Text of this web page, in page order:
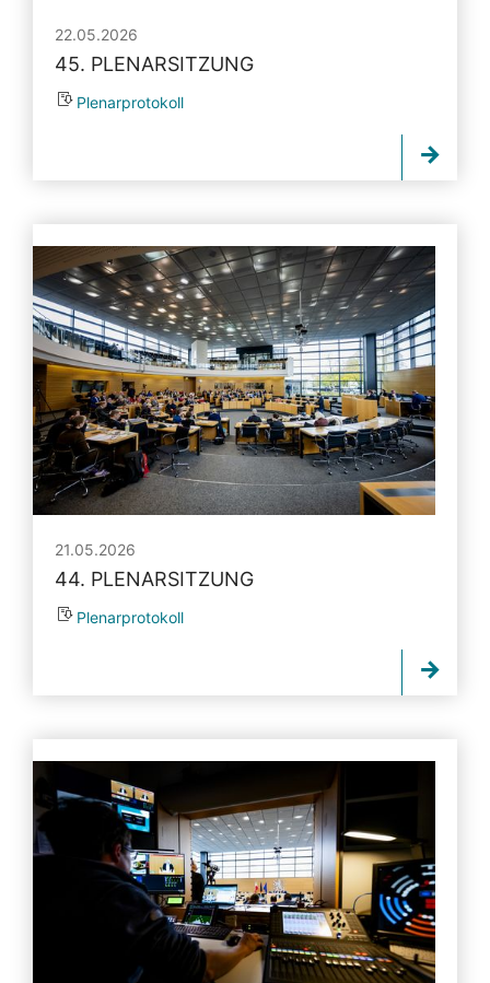
22.05.2026
45. PLENARSITZUNG
Plenarprotokoll
21.05.2026
44. PLENARSITZUNG
Plenarprotokoll